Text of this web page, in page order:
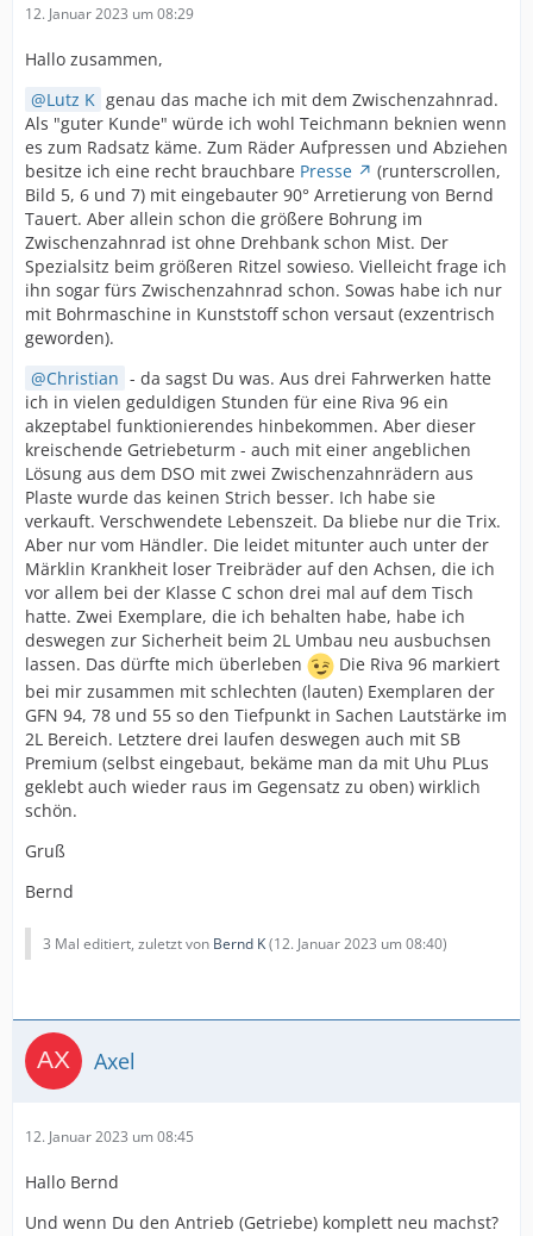
12. Januar 2023 um 08:29
Hallo zusammen,
Lutz K genau das mache ich mit dem Zwischenzahnrad.
Als "guter Kunde" würde ich wohl Teichmann beknien wenn
es zum Radsatz käme. Zum Räder Aufpressen und Abziehen
besitze ich eine recht brauchbare Presse
(runterscrollen,
Bild 5, 6 und 7) mit eingebauter 90° Arretierung von Bernd
Tauert. Aber allein schon die größere Bohrung im
Zwischenzahnrad ist ohne Drehbank schon Mist. Der
Spezialsitz beim größeren Ritzel sowieso. Vielleicht frage ich
ihn sogar fürs Zwischenzahnrad schon. Sowas habe ich nur
mit Bohrmaschine in Kunststoff schon versaut (exzentrisch
geworden).
Christian - da sagst Du was. Aus drei Fahrwerken hatte
ich in vielen geduldigen Stunden für eine Riva 96 ein
akzeptabel funktionierendes hinbekommen. Aber dieser
kreischende Getriebeturm - auch mit einer angeblichen
Lösung aus dem DSO mit zwei Zwischenzahnrädern aus
Plaste wurde das keinen Strich besser. Ich habe sie
verkauft. Verschwendete Lebenszeit. Da bliebe nur die Trix.
Aber nur vom Händler. Die leidet mitunter auch unter der
Märklin Krankheit loser Treibräder auf den Achsen, die ich
vor allem bei der Klasse C schon drei mal auf dem Tisch
hatte. Zwei Exemplare, die ich behalten habe, habe ich
deswegen zur Sicherheit beim 2L Umbau neu ausbuchsen
lassen. Das dürfte mich überleben
Die Riva 96 markiert
bei mir zusammen mit schlechten (lauten) Exemplaren der
GFN 94, 78 und 55 so den Tiefpunkt in Sachen Lautstärke im
2L Bereich. Letztere drei laufen deswegen auch mit SB
Premium (selbst eingebaut, bekäme man da mit Uhu PLus
geklebt auch wieder raus im Gegensatz zu oben) wirklich
schön.
Gruß
Bernd
3 Mal editiert, zuletzt von Bernd K(12. Januar 2023 um 08:40)
Axel
12. Januar 2023 um 08:45
Hallo Bernd
Und wenn Du den Antrieb (Getriebe) komplett neu machst?